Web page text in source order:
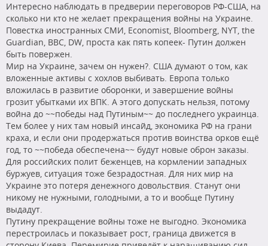
Интересно наблюдать в предверии переговоров РФ-США, на
сколько ни кто не желает прекращения войны на Украине.
Повестка иностранных СМИ, Economist, Bloomberg, NYT, the
Guardian, BBC, DW, проста как пять копеек- Путин должен
быть повержен.
Мир на Украине, зачем он нужен?. США думают о том, как
вложенные активы с хохлов выбивать. Европа только
вложилась в развитие оборонки, и завершение войны
грозит убытками их ВПК. А этого допускать нельзя, потому
война до ~~победы над Путиным~~ до последнего украинца.
Тем более у них там новый инсайд, экономика РФ на грани
краха, и если они продержаться против воинства орков ещё
год, то ~~победа обеспечена~~ будут новые оброн заказы.
Для российских полит беженцев, на кормлении западных
буржуев, ситуация тоже безрадостная. Для них мир на
Украине это потеря денежного довольствия. Станут они
никому не нужными, голодными, а то и вообще Путину
выдадут.
Путину прекращение войны тоже не выгодно. Экономика
перестроилась и показывает рост, граница движется в